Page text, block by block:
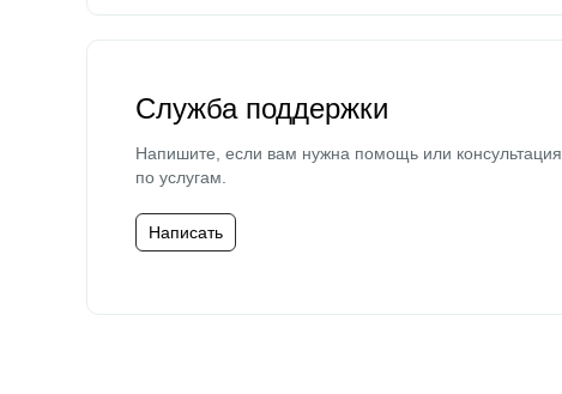
Служба поддержки
Напишите, если вам нужна помощь или консультация
по услугам.
Написать